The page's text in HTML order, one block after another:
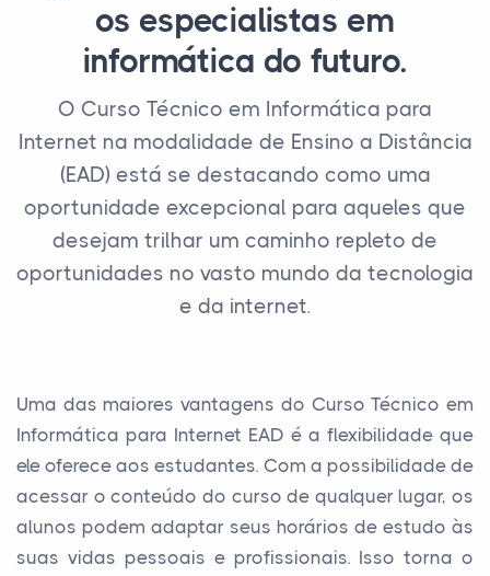
os especialistas em
informática do futuro.
O Curso Técnico em Informática para
Internet na modalidade de Ensino a Distância
(EAD) está se destacando como uma
oportunidade excepcional para aqueles que
desejam trilhar um caminho repleto de
oportunidades no vasto mundo da tecnologia
e da internet.
Uma das maiores vantagens do Curso Técnico em
Informática para Internet EAD é a flexibilidade que
ele oferece aos estudantes. Com a possibilidade de
acessar o conteúdo do curso de qualquer lugar, os
alunos podem adaptar seus horários de estudo às
suas vidas pessoais e profissionais. Isso torna o